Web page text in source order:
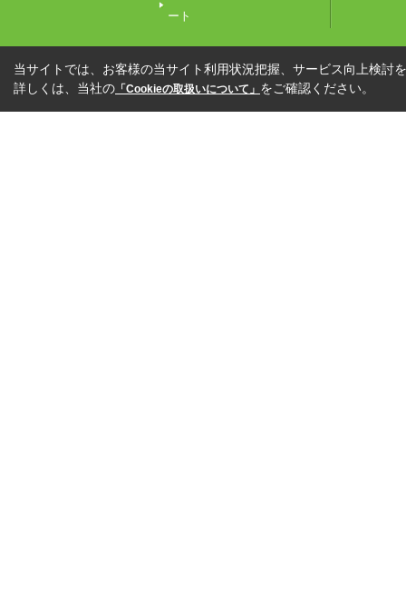
ート
当サイトでは、お客様の当サイト利用状況把握、サービス向上検討
詳しくは、当社の 「Cookieの取扱いについて」 をご確認ください。